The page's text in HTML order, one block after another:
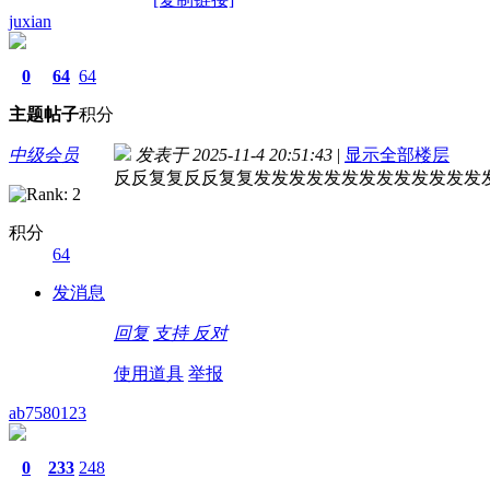
juxian
0
主题
64
帖子
64
积分
中级会员
积分
64
发消息
发表于 2025-11-4 20:51:43 | 显示全部楼层
反反复复反反复复发发发发发发发发发发发发发
回复 支持 反对
使用道具 举报
ab7580123
0 233 248